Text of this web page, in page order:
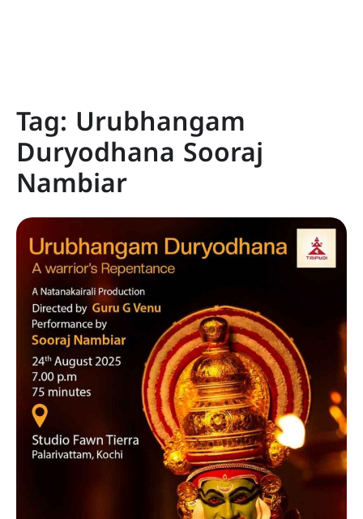
Tag: Urubhangam
Duryodhana Sooraj
Nambiar